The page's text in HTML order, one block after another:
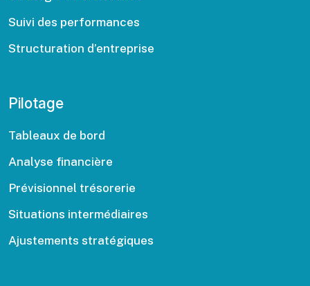
Suivi des performances
Structuration d’entreprise
Pilotage
Tableaux de bord
Analyse financière
Prévisionnel trésorerie
Situations intermédiaires
Ajustements stratégiques